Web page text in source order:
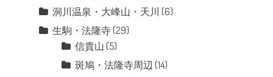
洞川温泉・大峰山・天川 (6)
生駒・法隆寺(29)
信貴山 (5)
斑鳩・法隆寺周辺 (14)